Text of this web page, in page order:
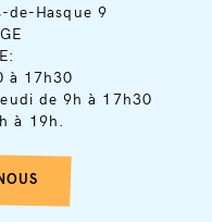
de-Hasque 9
à 17h30
de 9h à 17h30
à 19h.